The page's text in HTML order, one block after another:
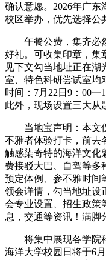
确认意愿。2026年广东
校区举办，优先选择公
午餐公费，集齐必然
好礼。可收集印章，集
见下文勾当地址正在湖
室、特色科研尝试室均
时间：7月22日9：00一
此外，现场设置三大从
当地宝声明：本文仅
不雅者体验打卡，前去
触感染奇特的海洋文化
费接驳大巴、自驾等多
预定体例、参不雅时间
领会详情，勾当地址设
会专业设置、招生政策
息，交通等资讯！满脚
将集中展现各学院科
海洋大学校园日将于6